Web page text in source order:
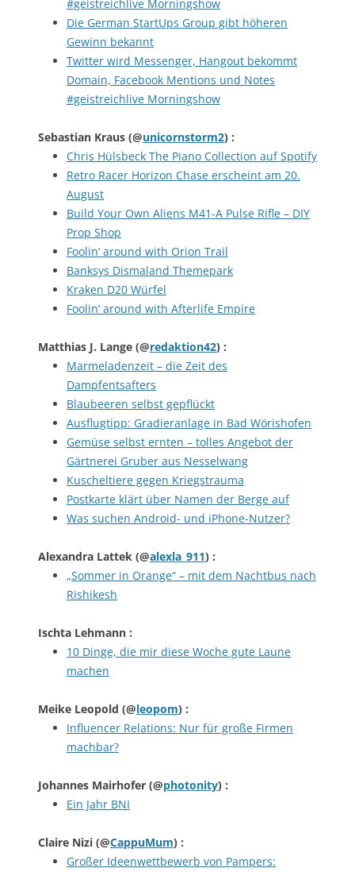
#geistreichlive Morningshow
Die German StartUps Group gibt höheren
Gewinn bekannt
Twitter wird Messenger, Hangout bekommt
Domain, Facebook Mentions und Notes
#geistreichlive Morningshow
Sebastian Kraus (@unicornstorm2) :
Chris Hülsbeck The Piano Collection auf Spotify
Retro Racer Horizon Chase erscheint am 20.
August
Build Your Own Aliens M41-A Pulse Rifle – DIY
Prop Shop
Foolin‘ around with Orion Trail
Banksys Dismaland Themepark
Kraken D20 Würfel
Foolin‘ around with Afterlife Empire
Matthias J. Lange (@redaktion42) :
Marmeladenzeit – die Zeit des
Dampfentsafters
Blaubeeren selbst gepflückt
Ausflugtipp: Gradieranlage in Bad Wörishofen
Gemüse selbst ernten – tolles Angebot der
Gärtnerei Gruber aus Nesselwang
Kuscheltiere gegen Kriegstrauma
Postkarte klärt über Namen der Berge auf
Was suchen Android- und iPhone-Nutzer?
Alexandra Lattek (@alexla_911) :
„Sommer in Orange“ – mit dem Nachtbus nach
Rishikesh
Ischta Lehmann :
10 Dinge, die mir diese Woche gute Laune
machen
Meike Leopold (@leopom) :
Influencer Relations: Nur für große Firmen
machbar?
Johannes Mairhofer (@photonity) :
Ein Jahr BNI
Claire Nizi (@CappuMum) :
Großer Ideenwettbewerb von Pampers: